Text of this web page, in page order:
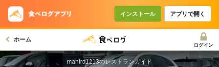
インストール アプリで開く
ホーム
ログイン
mahiro1213のレストランガイド